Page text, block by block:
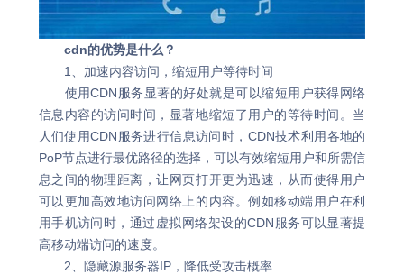
cdn的优势是什么？
1、加速内容访问，缩短用户等待时间
使用CDN服务显著的好处就是可以缩短用户获得网络
信息内容的访问时间，显著地缩短了用户的等待时间。当
人们使用CDN服务进行信息访问时，CDN技术利用各地的
PoP节点进行最优路径的选择，可以有效缩短用户和所需信
息之间的物理距离，让网页打开更为迅速，从而使得用户
可以更加高效地访问网络上的内容。例如移动端用户在利
用手机访问时，通过虚拟网络架设的CDN服务可以显著提
高移动端访问的速度。
2、隐藏源服务器IP，降低受攻击概率